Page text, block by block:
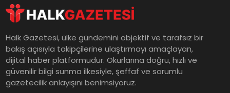
Halk Gazetesi, ülke gündemini objektif ve tarafsız bir
bakış açısıyla takipçilerine ulaştırmayı amaçlayan,
dijital haber platformudur. Okurlarına doğru, hızlı ve
güvenilir bilgi sunma ilkesiyle, şeffaf ve sorumlu
gazetecilik anlayışını benimsiyoruz.